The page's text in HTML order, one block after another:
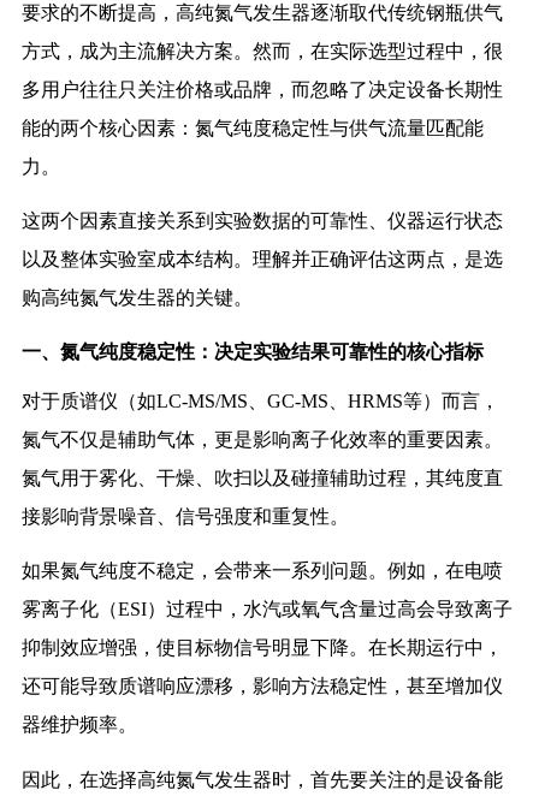
要求的不断提高，高纯氮气发生器逐渐取代传统钢瓶供气
方式，成为主流解决方案。然而，在实际选型过程中，很
多用户往往只关注价格或品牌，而忽略了决定设备长期性
能的两个核心因素：氮气纯度稳定性与供气流量匹配能
力。
这两个因素直接关系到实验数据的可靠性、仪器运行状态
以及整体实验室成本结构。理解并正确评估这两点，是选
购高纯氮气发生器的关键。
一、氮气纯度稳定性：决定实验结果可靠性的核心指标
对于质谱仪（如LC-MS/MS、GC-MS、HRMS等）而言，
氮气不仅是辅助气体，更是影响离子化效率的重要因素。
氮气用于雾化、干燥、吹扫以及碰撞辅助过程，其纯度直
接影响背景噪音、信号强度和重复性。
如果氮气纯度不稳定，会带来一系列问题。例如，在电喷
雾离子化（ESI）过程中，水汽或氧气含量过高会导致离子
抑制效应增强，使目标物信号明显下降。在长期运行中，
还可能导致质谱响应漂移，影响方法稳定性，甚至增加仪
器维护频率。
因此，在选择高纯氮气发生器时，首先要关注的是设备能